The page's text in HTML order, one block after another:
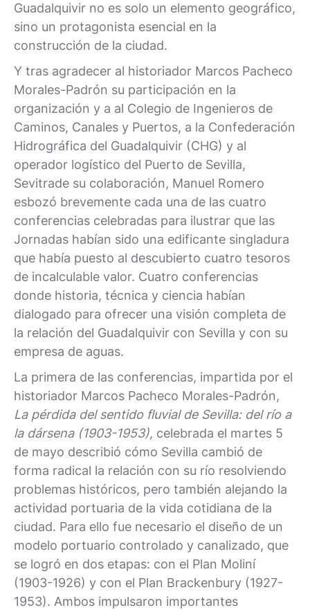
Guadalquivir no es solo un elemento geográfico,
sino un protagonista esencial en la
construcción de la ciudad.
Y tras agradecer al historiador Marcos Pacheco
Morales-Padrón su participación en la
organización y a al Colegio de Ingenieros de
Caminos, Canales y Puertos, a la Confederación
Hidrográfica del Guadalquivir (CHG) y al
operador logístico del Puerto de Sevilla,
Sevitrade su colaboración, Manuel Romero
esbozó brevemente cada una de las cuatro
conferencias celebradas para ilustrar que las
Jornadas habían sido una edificante singladura
que había puesto al descubierto cuatro tesoros
de incalculable valor. Cuatro conferencias
donde historia, técnica y ciencia habían
dialogado para ofrecer una visión completa de
la relación del Guadalquivir con Sevilla y con su
empresa de aguas.
La primera de las conferencias, impartida por el
historiador Marcos Pacheco Morales-Padrón,
La pérdida del sentido fluvial de Sevilla: del río a
la dársena (1903-1953), celebrada el martes 5
de mayo describió cómo Sevilla cambió de
forma radical la relación con su río resolviendo
problemas históricos, pero también alejando la
actividad portuaria de la vida cotidiana de la
ciudad. Para ello fue necesario el diseño de un
modelo portuario controlado y canalizado, que
se logró en dos etapas: con el Plan Moliní
(1903-1926) y con el Plan Brackenbury (1927-
1953). Ambos impulsaron importantes